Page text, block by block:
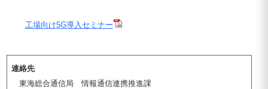
工場向け5G導入セミナー
連絡先
東海総合通信局 情報通信連携推進課